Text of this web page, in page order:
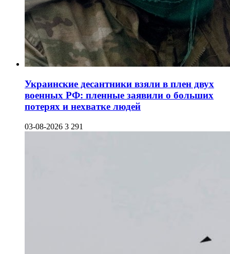
Украинские десантники взяли в плен двух
военных РФ: пленные заявили о больших
потерях и нехватке людей
03-08-2026 3 291